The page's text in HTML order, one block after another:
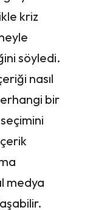
kriz
söyledi.
nasıl
bir
medya